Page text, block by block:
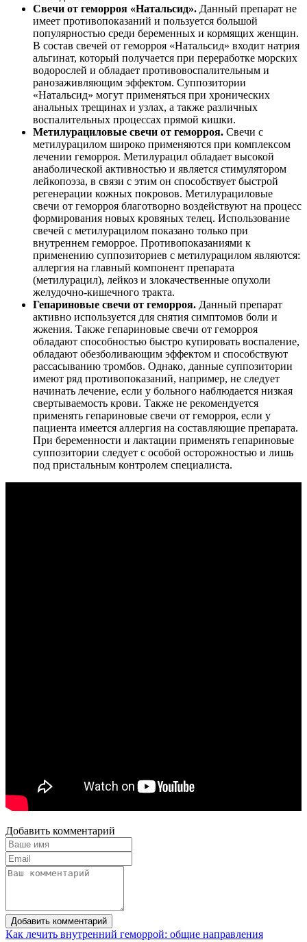
Свечи от геморроя «Натальсид». Данный препарат не
имеет противопоказаний и пользуется большой
популярностью среди беременных и кормящих женщин.
В состав свечей от геморроя «Натальсид» входит натрия
альгинат, который получается при переработке морских
водорослей и обладает противовоспалительным и
ранозаживляющим эффектом. Суппозитории
«Натальсид» могут применяться при хронических
анальных трещинах и узлах, а также различных
воспалительных процессах прямой кишки.
Метилурациловые свечи от геморроя. Свечи с
метилурацилом широко применяются при комплексом
лечении геморроя. Метилурацил обладает высокой
анаболической активностью и является стимулятором
лейкопоэза, в связи с этим он способствует быстрой
регенерации кожных покровов. Метилурациловые
свечи от геморроя благотворно воздействуют на процесс
формирования новых кровяных телец. Использование
свечей с метилурацилом показано только при
внутреннем геморрое. Противопоказаниями к
применению суппозиториев с метилурацилом являются:
аллергия на главный компонент препарата
(метилурацил), лейкоз и злокачественные опухоли
желудочно-кишечного тракта.
Гепариновые свечи от геморроя. Данный препарат
активно используется для снятия симптомов боли и
жжения. Также гепариновые свечи от геморроя
обладают способностью быстро купировать воспаление,
обладают обезболивающим эффектом и способствуют
рассасыванию тромбов. Однако, данные суппозитории
имеют ряд противопоказаний, например, не следует
начинать лечение, если у больного наблюдается низкая
свертываемость крови. Также не рекомендуется
применять гепариновые свечи от геморроя, если у
пациента имеется аллергия на составляющие препарата.
При беременности и лактации применять гепариновые
суппозитории следует с особой осторожностью и лишь
под пристальным контролем специалиста.
Добавить комментарий
Добавить комментарий
Как лечить внутренний геморрой: общие направления